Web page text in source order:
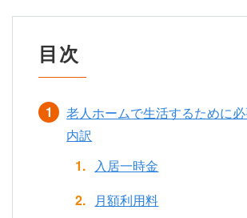
目次
老人ホームで生活するために
内訳
入居一時金
月額利用料